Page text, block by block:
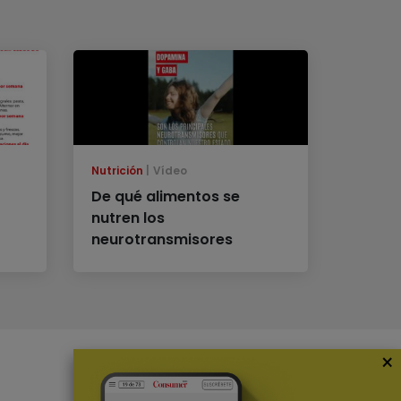
Nutrición Vídeo
De qué alimentos se
nutren los
neurotransmisores
×